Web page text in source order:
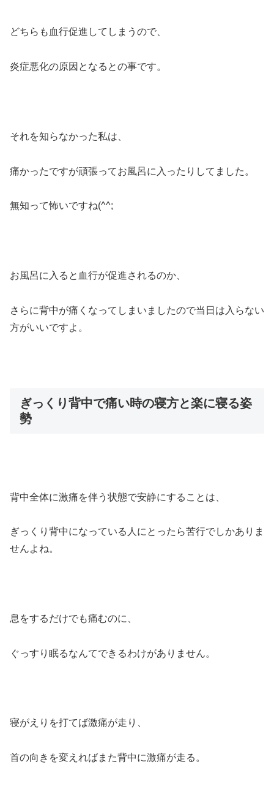
どちらも血行促進してしまうので、
炎症悪化の原因となるとの事です。
それを知らなかった私は、
痛かったですが頑張ってお風呂に入ったりしてました。
無知って怖いですね(^^;
お風呂に入ると血行が促進されるのか、
さらに背中が痛くなってしまいましたので当日は入らない
方がいいですよ。
ぎっくり背中で痛い時の寝方と楽に寝る姿
勢
背中全体に激痛を伴う状態で安静にすることは、
ぎっくり背中になっている人にとったら苦行でしかありま
せんよね。
息をするだけでも痛むのに、
ぐっすり眠るなんてできるわけがありません。
寝がえりを打てば激痛が走り、
首の向きを変えればまた背中に激痛が走る。